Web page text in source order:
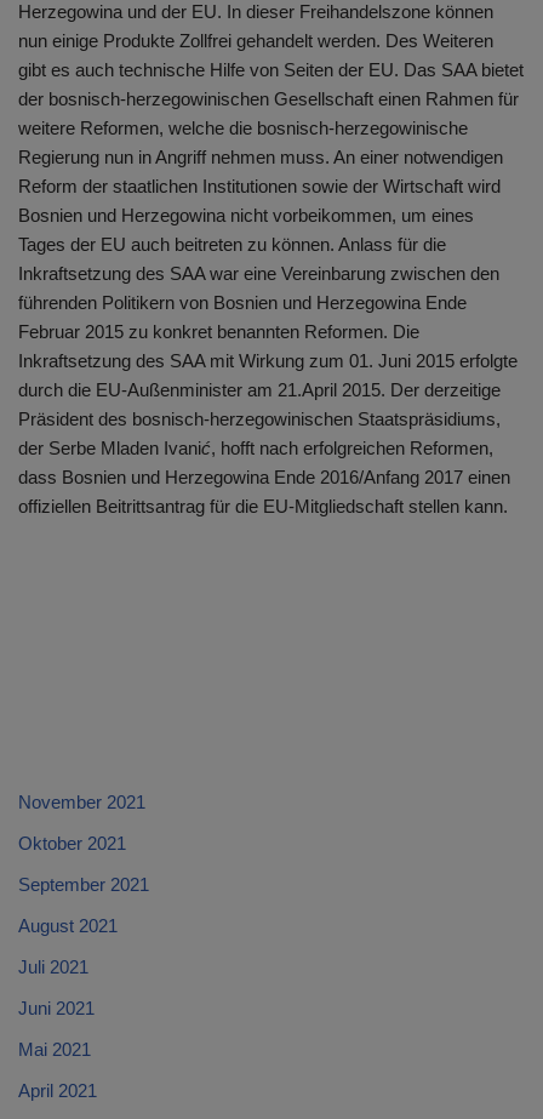
Herzegowina und der EU. In dieser Freihandelszone können
nun einige Produkte Zollfrei gehandelt werden. Des Weiteren
gibt es auch technische Hilfe von Seiten der EU. Das SAA bietet
der bosnisch-herzegowinischen Gesellschaft einen Rahmen für
weitere Reformen, welche die bosnisch-herzegowinische
Regierung nun in Angriff nehmen muss. An einer notwendigen
Reform der staatlichen Institutionen sowie der Wirtschaft wird
Bosnien und Herzegowina nicht vorbeikommen, um eines
Tages der EU auch beitreten zu können. Anlass für die
Inkraftsetzung des SAA war eine Vereinbarung zwischen den
führenden Politikern von Bosnien und Herzegowina Ende
Februar 2015 zu konkret benannten Reformen. Die
Inkraftsetzung des SAA mit Wirkung zum 01. Juni 2015 erfolgte
durch die EU-Außenminister am 21.April 2015. Der derzeitige
Präsident des bosnisch-herzegowinischen Staatspräsidiums,
der Serbe Mladen Ivanić, hofft nach erfolgreichen Reformen,
dass Bosnien und Herzegowina Ende 2016/Anfang 2017 einen
offiziellen Beitrittsantrag für die EU-Mitgliedschaft stellen kann.
November 2021
Oktober 2021
September 2021
August 2021
Juli 2021
Juni 2021
Mai 2021
April 2021